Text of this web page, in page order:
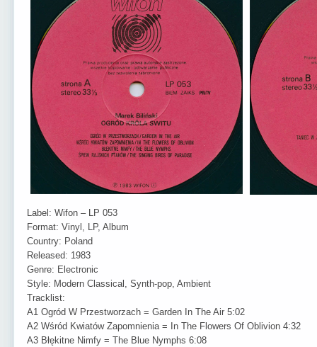
Label: Wifon – LP 053
Format: Vinyl, LP, Album
Country: Poland
Released: 1983
Genre: Electronic
Style: Modern Classical, Synth-pop, Ambient
Tracklist:
A1 Ogród W Przestworzach = Garden In The Air 5:02
A2 Wśród Kwiatów Zapomnienia = In The Flowers Of Oblivion 4:32
A3 Błękitne Nimfy = The Blue Nymphs 6:08